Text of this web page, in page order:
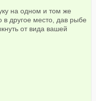
на одном и том же
другое место, дав рыбе
от вида вашей